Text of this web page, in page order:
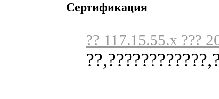
Сертификация
?? 117.15.55.x ???